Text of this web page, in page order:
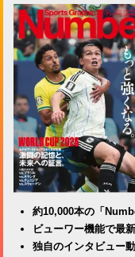
約10,000本の「
ビューワー機能で最
独自のインタビュー